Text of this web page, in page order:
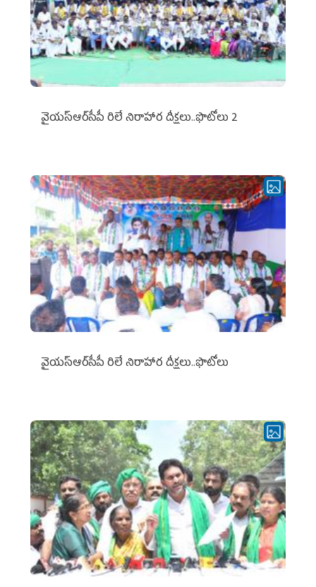
వైయ‌స్ఆర్‌సీపీ రిలే నిరాహార దీక్షలు..ఫొటోలు 2
వైయ‌స్ఆర్‌సీపీ రిలే నిరాహార దీక్షలు..ఫొటోలు